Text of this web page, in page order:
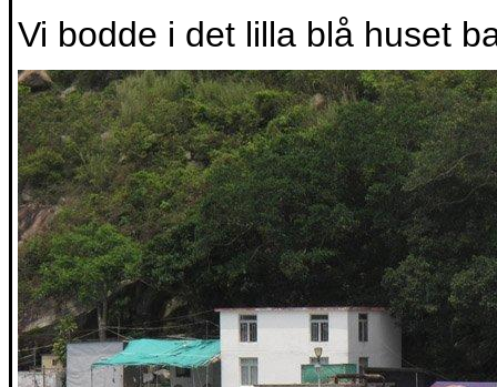
Vi bodde i det lilla blå huset